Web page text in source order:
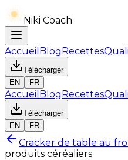
Niki Coach
Accueil BlogRecettes
Télécharger
EN
FR
Accueil BlogRecettes
Télécharger
EN
FR
Cracker de table au
produits céréaliers